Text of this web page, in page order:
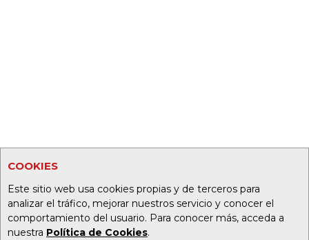
COOKIES
Este sitio web usa cookies propias y de terceros para
analizar el tráfico, mejorar nuestros servicio y conocer el
comportamiento del usuario. Para conocer más, acceda a
nuestra Política de Cookies.